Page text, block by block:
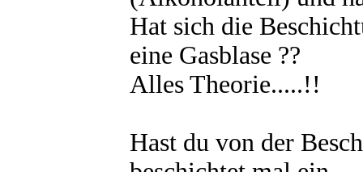
Hat sich die
eine Gasblase ??
Alles Theorie.....!!
Hast du von der